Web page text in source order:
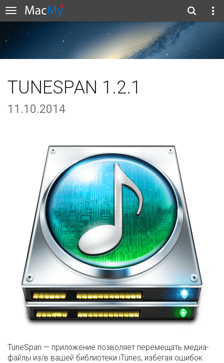
TUNESPAN 1.2.1
11.10.2014
TuneSpan — приложение позволяет перемещать медиа-
файлы из/в вашей библиотеки iTunes, избегая ошибок